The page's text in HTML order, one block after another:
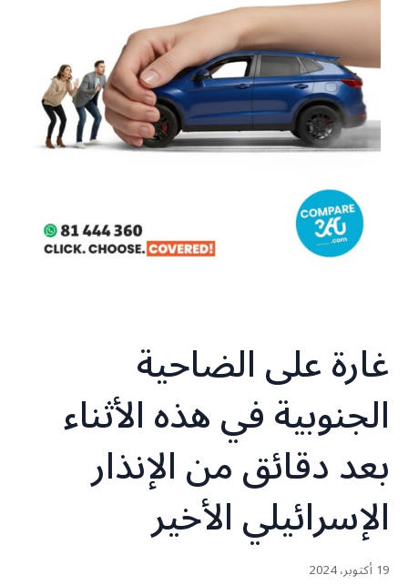
غارة على الضاحية
الجنوبية في هذه الأثناء
بعد دقائق من الإنذار
الإسرائيلي الأخير
19 أكتوبر، 2024